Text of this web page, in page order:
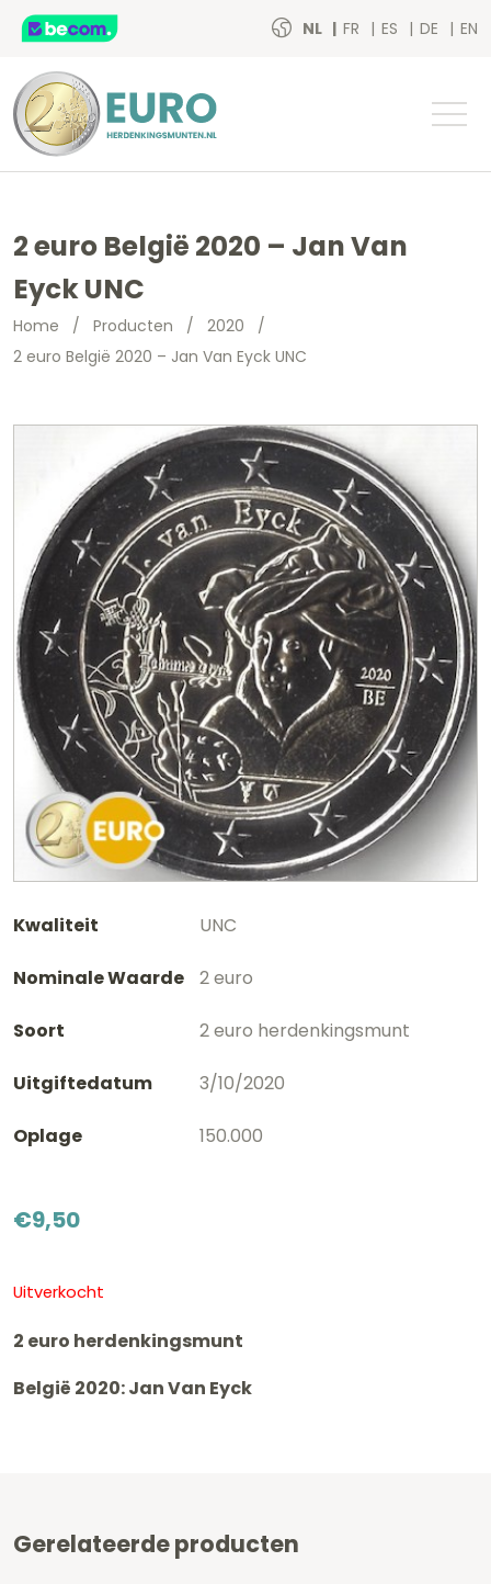
NL FR ES DE EN
2 euro België 2020 – Jan Van
Eyck UNC
Home / Producten / 2020 /
2 euro België 2020 – Jan Van Eyck UNC
Kwaliteit UNC
Nominale Waarde 2 euro
Soort 2 euro herdenkingsmunt
Uitgiftedatum 3/10/2020
Oplage 150.000
€9,50
Uitverkocht
2 euro herdenkingsmunt
België 2020: Jan Van Eyck
Gerelateerde producten